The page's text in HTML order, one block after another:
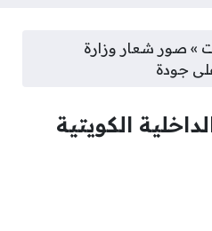
» صور شعار وزارة
الكويتية